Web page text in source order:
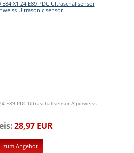
E89 PDC Ultraschallsensor Alpinweiss
28,97 EUR
zum Angebot